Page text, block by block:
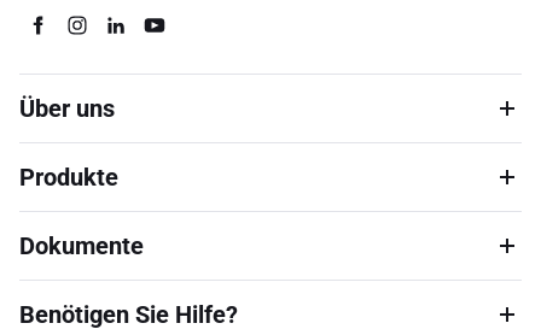
Über uns
Produkte
Dokumente
Benötigen Sie Hilfe?